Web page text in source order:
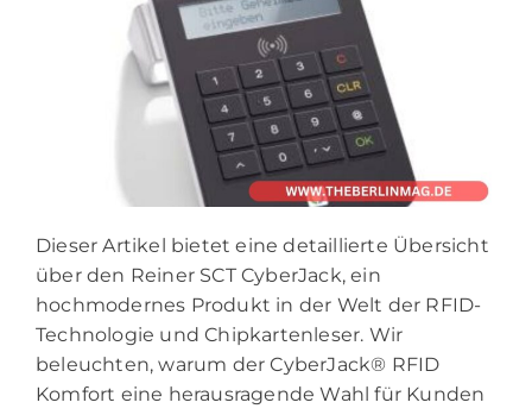
Dieser Artikel bietet eine detaillierte Übersicht
über den Reiner SCT CyberJack, ein
hochmodernes Produkt in der Welt der RFID-
Technologie und Chipkartenleser. Wir
beleuchten, warum der CyberJack® RFID
Komfort eine herausragende Wahl für Kunden